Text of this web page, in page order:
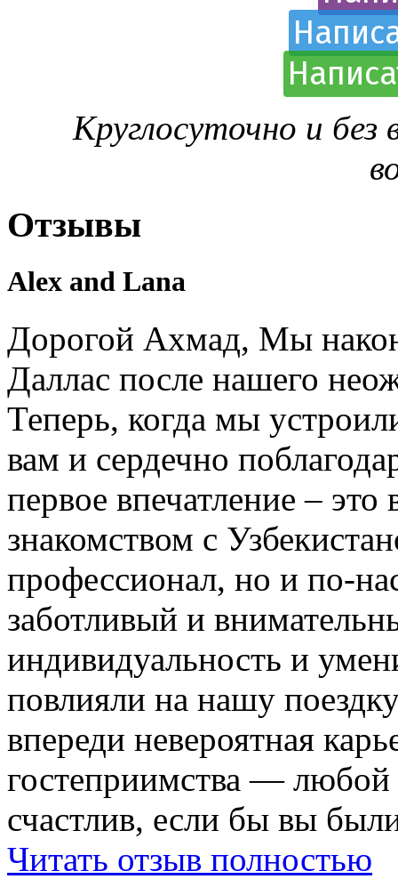
Круглосуточно и
Отзывы
Alex and Lana
Дорогой Ахмад, Мы
Даллас после нашего
Теперь, когда мы
вам и сердечно
первое впечатление –
знакомством с
профессионал, но и по-
заботливый и
индивидуальность и
повлияли на нашу
впереди невероятная
гостеприимства —
счастлив, если бы вы
Читать отзыв полностью